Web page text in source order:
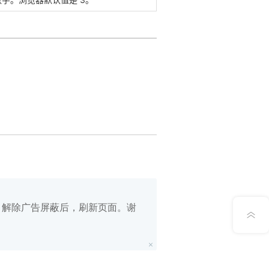
除广告屏蔽后，刷新页面。谢